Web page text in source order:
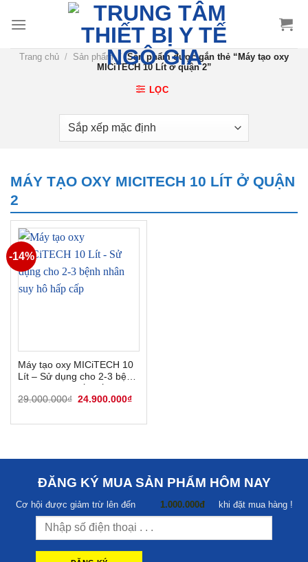
đến
dungTrang chủ / Sản phẩm / Sản phẩm được gắn thẻ “Máy tạo oxy
MICiTECH 10 Lít ở quận 2”
LỌC
MÁY TẠO OXY MICITECH 10 LÍT Ở QUẬN
2
-14%
Máy tạo oxy MICiTECH 10
Lít – Sử dụng cho 2-3 bệnh
29.000.000₫ Giá
29.000.000₫.
24.900.000₫Giá
là:
ĐĂNG KÝ MUA SẢN PHẨM HÔM NAY
Cơ hội được giảm trừ lên đến 1.000.000đ khi đặt mua hàng !